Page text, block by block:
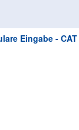
Eingabe - CAT